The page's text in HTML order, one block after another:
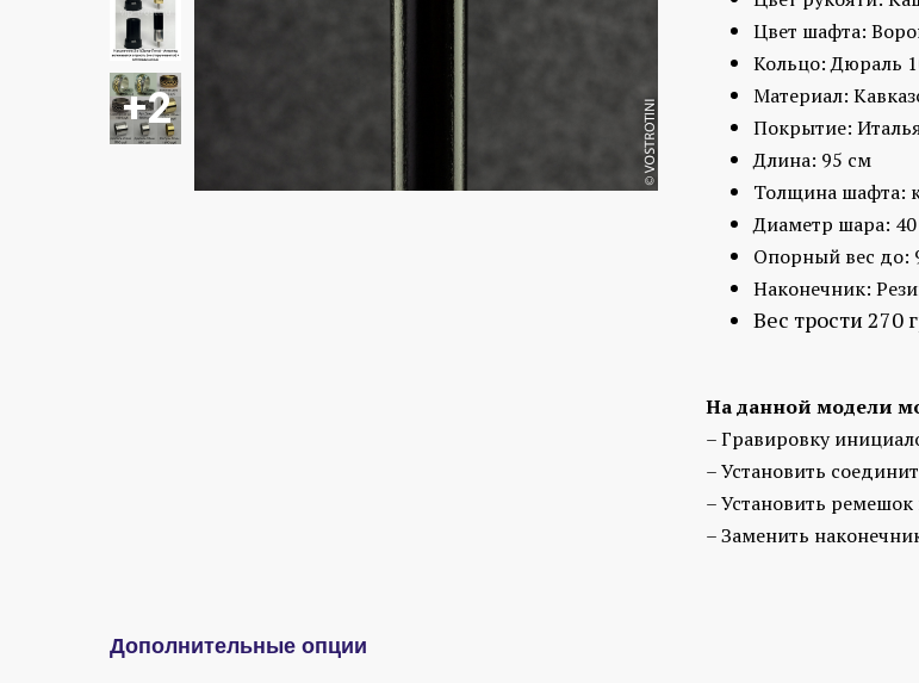
Цвет шафта:
Кольцо: Дюраль
Материал:
Покрытие:
Длина: 95 см
Толщина шафта:
Диаметр шара:
Опорный вес до:
Наконечник:
Вес трости 270
На данной модели
– Гравировку
– Установить
– Установить
– Заменить
Дополнительные опции